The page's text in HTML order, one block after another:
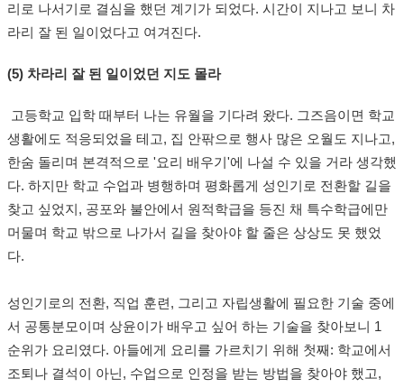
리로 나서기로 결심을 했던 계기가 되었다. 시간이 지나고 보니 차
라리 잘 된 일이었다고 여겨진다.
(5) 차라리 잘 된 일이었던 지도 몰라
고등학교 입학 때부터 나는 유월을 기다려 왔다. 그즈음이면 학교
생활에도 적응되었을 테고, 집 안팎으로 행사 많은 오월도 지나고,
한숨 돌리며 본격적으로 '요리 배우기'에 나설 수 있을 거라 생각했
다. 하지만 학교 수업과 병행하며 평화롭게 성인기로 전환할 길을
찾고 싶었지, 공포와 불안에서 원적학급을 등진 채 특수학급에만
머물며 학교 밖으로 나가서 길을 찾아야 할 줄은 상상도 못 했었
다.
성인기로의 전환, 직업 훈련, 그리고 자립생활에 필요한 기술 중에
서 공통분모이며 상윤이가 배우고 싶어 하는 기술을 찾아보니 1
순위가 요리였다. 아들에게 요리를 가르치기 위해 첫째: 학교에서
조퇴나 결석이 아닌, 수업으로 인정을 받는 방법을 찾아야 했고,